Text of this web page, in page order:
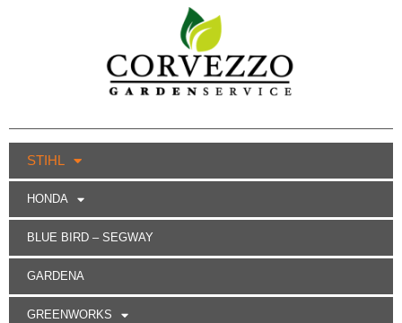
STIHL
HONDA
BLUE BIRD – SEGWAY
GARDENA
GREENWORKS